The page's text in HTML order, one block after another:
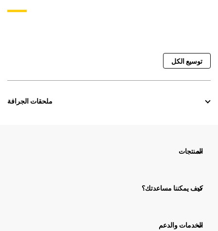
توسيع الكل
ملحقات الجرافة
المنتجات
كيف يمكننا مساعدتك؟
الخدمات والدعم